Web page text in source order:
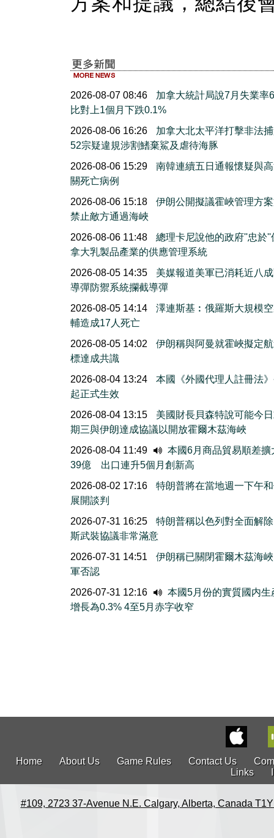
2026-08-07 08:46
加拿大統計局說7月失業率
比對上1個月下跌0.1%
2026-08-06 16:26
加拿大北太平洋打擊非法
52宗疑違規涉割鰭棄鯊及虐待海豚
2026-08-06 15:29
南韓連續五日通報懷疑與
關死亡病例
2026-08-06 15:18
伊朗公開擬議霍峽管理方
禁止敵方通過海峽
2026-08-06 11:48
總理卡尼說他的政府''忠於''
拿大乳製品產業的供應管理系統
2026-08-05 14:35
美媒報道美軍已消耗近八
導彈防禦系統攔截導彈
2026-08-05 14:14
澤連斯基︰俄羅斯大規模
輔造成17人死亡
2026-08-05 14:02
伊朗稱與阿曼就霍峽擬定
標達成共識
2026-08-04 13:24
本國《外國代理人註冊法
起正式生效
2026-08-04 13:15
美國財長貝森特說可能今
期三與伊朗達成協議以開放霍爾木茲海峽
2026-08-04 11:49
本國6月商品貿易順差擴
39億 出口連升5個月創新高
2026-08-02 17:16
特朗普將在當地週一下午
展開談判
2026-07-31 16:25
特朗普稱以色列對全面解
斯武裝協議非常滿意
2026-07-31 14:51
伊朗稱已關閉霍爾木茲海
軍否認
2026-07-31 12:16
本國5月份的實質國内生
增長為0.3% 4至5月赤字收窄
Home About Us Game Rules Contact Us
Links
#109, 2723 37-Avenue N.E. Calgary, Alberta, Canada